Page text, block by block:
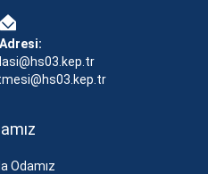
Odamız